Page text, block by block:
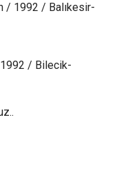
/ 1992 / Balıkesir-
/ Bilecik-